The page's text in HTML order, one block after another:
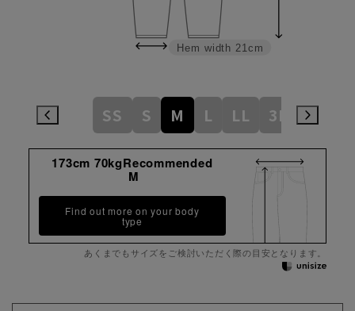
Hem width 21cm
SS S M L LL 3L
173cm 70kgRecommended
M
Find out more on your body
type
あくまでもサイズをご検討いただく際の目安となります。